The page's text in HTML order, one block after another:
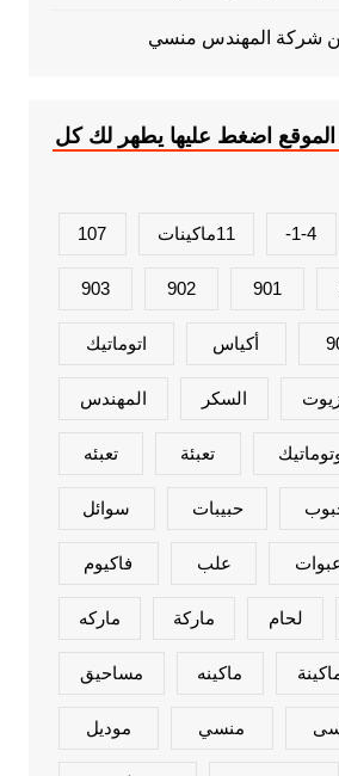
شركة المهندس منسي
اضغط عليها يطهر لك كل
1-4- 11ماكينات 107
901
902
903
أكياس اتوماتيك
السكر المهندس
تعبئة تعبئه
حبيبات سوائل
علب فاكيوم
لحام ماركة ماركه
ماكينه مساحيق
منسي موديل